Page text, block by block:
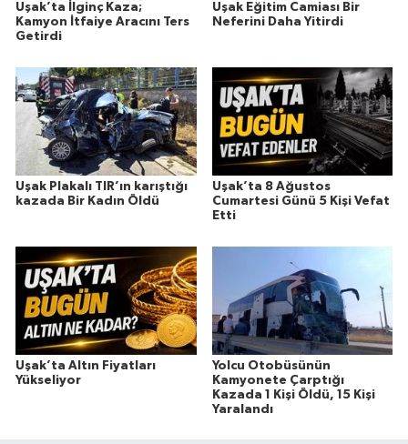
Uşak’ta İlginç Kaza;
Kamyon İtfaiye Aracını Ters
Getirdi
Uşak Eğitim Camiası Bir
Neferini Daha Yitirdi
Uşak Plakalı TIR’ın karıştığı
kazada Bir Kadın Öldü
Uşak’ta 8 Ağustos
Cumartesi Günü 5 Kişi Vefat
Etti
Uşak’ta Altın Fiyatları
Yükseliyor
Yolcu Otobüsünün
Kamyonete Çarptığı
Kazada 1 Kişi Öldü, 15 Kişi
Yaralandı